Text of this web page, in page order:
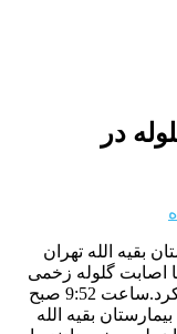
در
بقیه الله تهران
اصابت گلوله زخمی
شده بود در بیمارستان بقیه الله تهران فوت کرد.ساعت 9:52 صبح
بقیه الله